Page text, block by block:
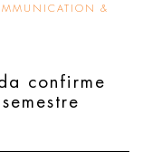
&
confirme